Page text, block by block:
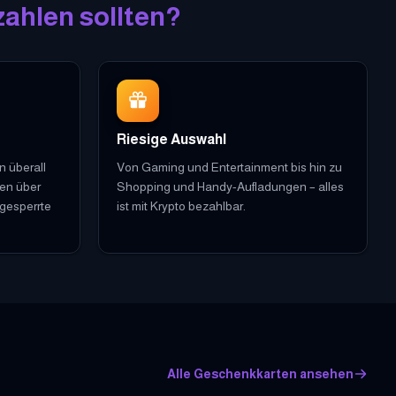
sollten?
überall
über
Riesige Auswahl
Von Gaming und Entertainment bis hin zu
Shopping und Handy-Aufladungen – alles
ist mit Krypto bezahlbar.
Alle Geschenkkarten ansehen